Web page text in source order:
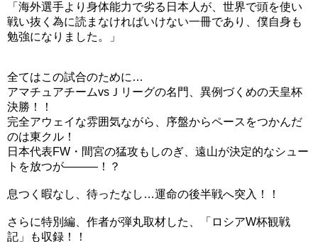
「海外選手より身体能力で劣る日本人が、世界で頭を使い
戦い抜く為に読まなければいけない一冊であり、僕自身も
勉強になりました。」
全てはこの試合のために…
アマチュアチームvsＪリーグの名門、異例づくめの天皇杯
決勝！！
完全アウェイな雰囲気ながら、序盤からペースをつかんだ
のは東クル！
日本代表FW・間宮の猛攻もしのぎ、遠山が決定的なシュー
トを放つが―――！？
息つく暇なし、待ったなし…運命の後半戦へ突入！！
さらに特別編、作者が弾丸取材した、「ロシアW杯観戦
記」も収録！！